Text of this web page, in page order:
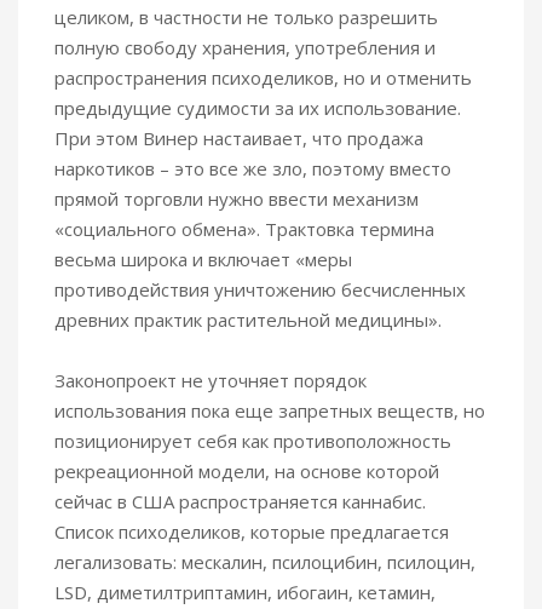
целиком, в частности не только разрешить
полную свободу хранения, употребления и
распространения психоделиков, но и отменить
предыдущие судимости за их использование.
При этом Винер настаивает, что продажа
наркотиков – это все же зло, поэтому вместо
прямой торговли нужно ввести механизм
«социального обмена». Трактовка термина
весьма широка и включает «меры
противодействия уничтожению бесчисленных
древних практик растительной медицины».
Законопроект не уточняет порядок
использования пока еще запретных веществ, но
позиционирует себя как противоположность
рекреационной модели, на основе которой
сейчас в США распространяется каннабис.
Список психоделиков, которые предлагается
легализовать: мескалин, псилоцибин, псилоцин,
LSD, диметилтриптамин, ибогаин, кетамин,